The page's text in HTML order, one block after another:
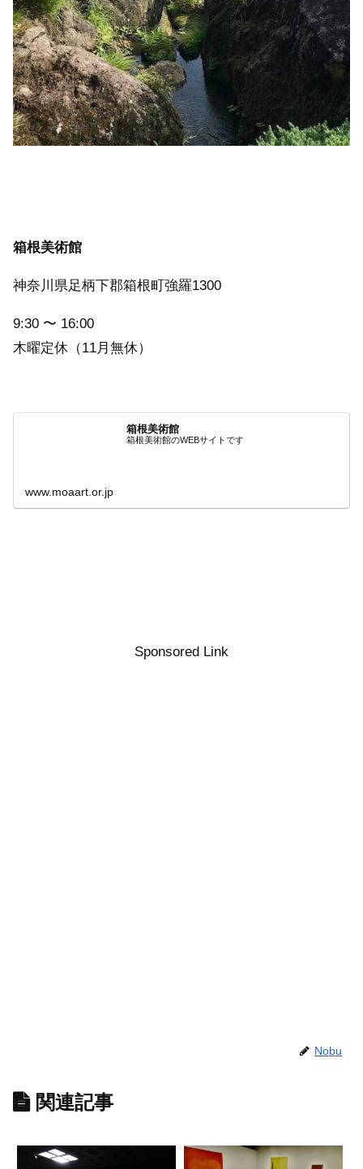
箱根美術館
神奈川県足柄下郡箱根町強羅1300
9:30 〜 16:00
木曜定休（11月無休）
箱根美術館
箱根美術館のWEBサイトです
www.moaart.or.jp
Sponsored Link
Nobu
関連記事